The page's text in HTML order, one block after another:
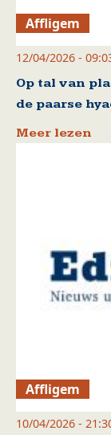
Affligem
12/04/2026 -
Op tal van
de paarse
Meer lezen
Affligem
10/04/2026 -